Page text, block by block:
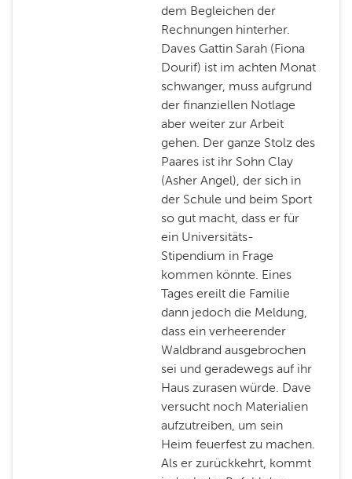
dem Begleichen der
Rechnungen hinterher.
Daves Gattin Sarah (Fiona
Dourif) ist im achten Monat
schwanger, muss aufgrund
der finanziellen Notlage
aber weiter zur Arbeit
gehen. Der ganze Stolz des
Paares ist ihr Sohn Clay
(Asher Angel), der sich in
der Schule und beim Sport
so gut macht, dass er für
ein Universitäts-
Stipendium in Frage
kommen könnte. Eines
Tages ereilt die Familie
dann jedoch die Meldung,
dass ein verheerender
Waldbrand ausgebrochen
sei und geradewegs auf ihr
Haus zurasen würde. Dave
versucht noch Materialien
aufzutreiben, um sein
Heim feuerfest zu machen.
Als er zurückkehrt, kommt